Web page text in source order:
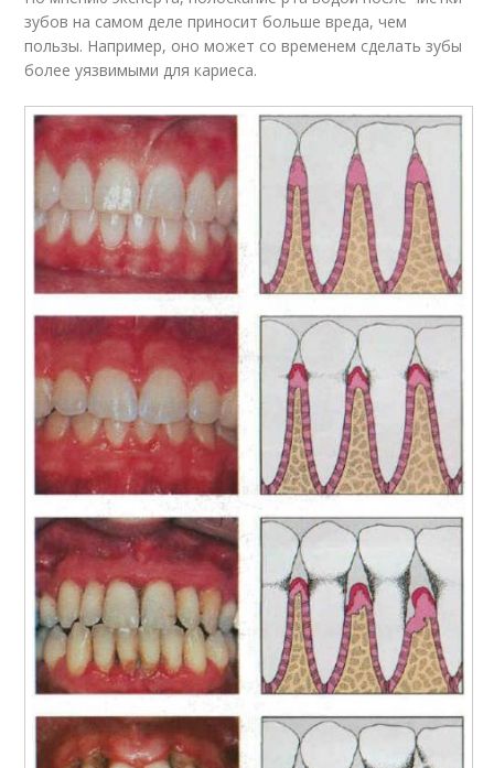
зубов на самом деле приносит больше вреда, чем
пользы. Например, оно может со временем сделать зубы
более уязвимыми для кариеса.